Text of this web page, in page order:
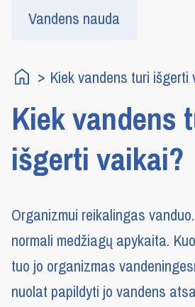
Vandens nauda
Kiek vandens turi išgerti
Kiek vandens
išgerti vaikai?
Organizmui reikalingas
normali medžiagų apykaita.
tuo jo organizmas
nuolat papildyti jo vandens